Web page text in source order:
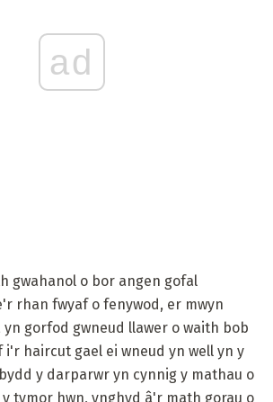
ad
gwahanol o bor angen gofal
rhan fwyaf o fenywod, er mwyn
gorfod gwneud llawer o waith bob
i'r haircut gael ei wneud yn well yn y
y darparwr yn cynnig y mathau o
tymor hwn, ynghyd â'r math gorau o